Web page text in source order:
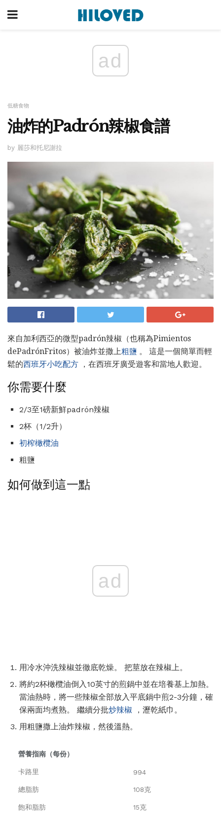
ad
低糖食物
油炸的Padrón辣椒食譜
by 麗莎和托尼謝拉
來自加利西亞的微型padrón辣椒（也稱為Pimientos
dePadrónFritos）被油炸並撒上粗鹽 。 這是一個簡單而輕
鬆的西班牙小吃配方 ，在西班牙廣受遊客和當地人歡迎。
你需要什麼
2/3至1磅新鮮padrón辣椒
2杯（1/2升）
初榨橄欖油
粗鹽
如何做到這一點
ad
用冷水沖洗辣椒並徹底乾燥。 把莖放在辣椒上。
將約2杯橄欖油倒入10英寸的煎鍋中並在培養基上加熱。
當油熱時，將一些辣椒全部放入平底鍋中煎2-3分鐘，確
保兩面均煮熟。 繼續分批炒辣椒 ，瀝乾紙巾。
用粗鹽撒上油炸辣椒，然後溫熱。
營養指南（每份）
卡路里 994
總脂肪 108克
飽和脂肪 15克